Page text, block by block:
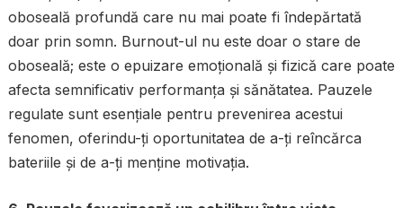
oboseală profundă care nu mai poate fi îndepărtată
doar prin somn. Burnout-ul nu este doar o stare de
oboseală; este o epuizare emoțională și fizică care poate
afecta semnificativ performanța și sănătatea. Pauzele
regulate sunt esențiale pentru prevenirea acestui
fenomen, oferindu-ți oportunitatea de a-ți reîncărca
bateriile și de a-ți menține motivația.